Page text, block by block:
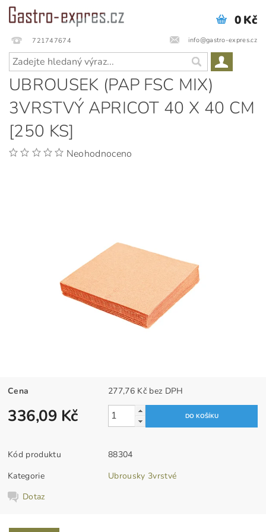
721747674 info@gastro-expres.cz
0 Kč
UBROUSEK (PAP FSC MIX)
3VRSTVÝ APRICOT 40 X 40 CM
[250 KS]
Neohodnoceno
Cena 277,76 Kč bez DPH
336,09 Kč
Kód produktu
88304
Kategorie
Ubrousky 3vrstvé
Dotaz